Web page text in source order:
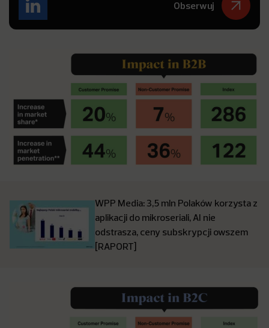
Obserwuj
WPP Media: 3,5 mln Polaków korzysta z
aplikacji do mikroseriali, AI nie
odstrasza, ceny subskrypcji owszem
[RAPORT]